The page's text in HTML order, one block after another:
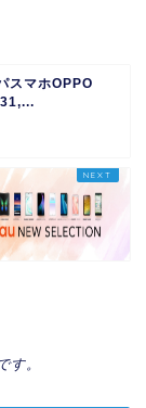
スマホOPPO
す。